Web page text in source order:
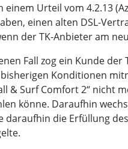
einem Urteil vom 4.2.13
einen alten DSL-
der TK-Anbieter am
Fall zog ein Kunde
Konditionen
& Surf Comfort 2“ nicht
könne. Daraufhin
daraufhin die Erfüllung